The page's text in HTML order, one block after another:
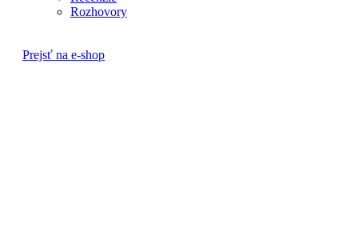
Rozhovory
Prejsť na e-shop